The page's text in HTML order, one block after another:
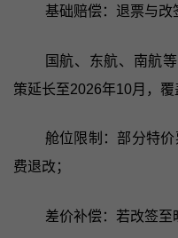
基础赔偿：退票与改
国航、东航、南航
策延长至2026年10月，覆
舱位限制：部分特
费退改；
差价补偿：若改签至